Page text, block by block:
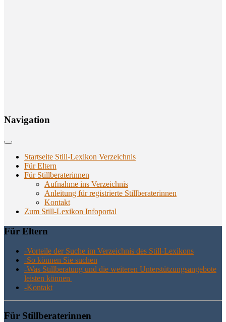
Navi­ga­ti­on
Startseite Still-Lexikon Verzeichnis
Für Eltern
Für Stillberaterinnen
Aufnahme ins Verzeichnis
Anlei­tung für regis­trier­te Stillberaterinnen
Kon­takt
Zum Still-Lexikon Infoportal
Für Eltern
-Vor­tei­le der Suche im Ver­zeich­nis des Still-Lexikons
-So kön­nen Sie suchen
-Was Still­be­ra­tung und die wei­te­ren Unter­stüt­zungs­an­ge­bo­te
leis­ten können
-Kon­takt
Für Still­be­ra­te­rin­nen